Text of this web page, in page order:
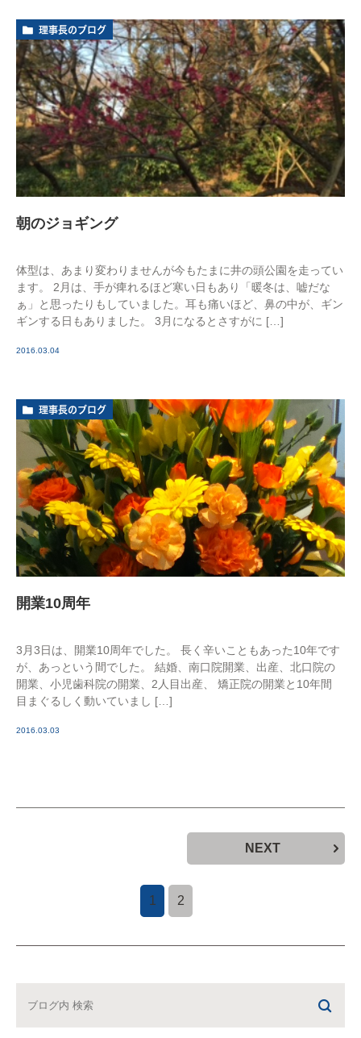
理事長のブログ
朝のジョギング
体型は、あまり変わりませんが今もたまに井の頭公園を走ってい
ます。 2月は、手が痺れるほど寒い日もあり「暖冬は、嘘だな
ぁ」と思ったりもしていました。耳も痛いほど、鼻の中が、ギン
ギンする日もありました。 3月になるとさすがに […]
2016.03.04
理事長のブログ
開業10周年
3月3日は、開業10周年でした。 長く辛いこともあった10年です
が、あっという間でした。 結婚、南口院開業、出産、北口院の
開業、小児歯科院の開業、2人目出産、 矯正院の開業と10年間
目まぐるしく動いていまし […]
2016.03.03
1 2
NEXT